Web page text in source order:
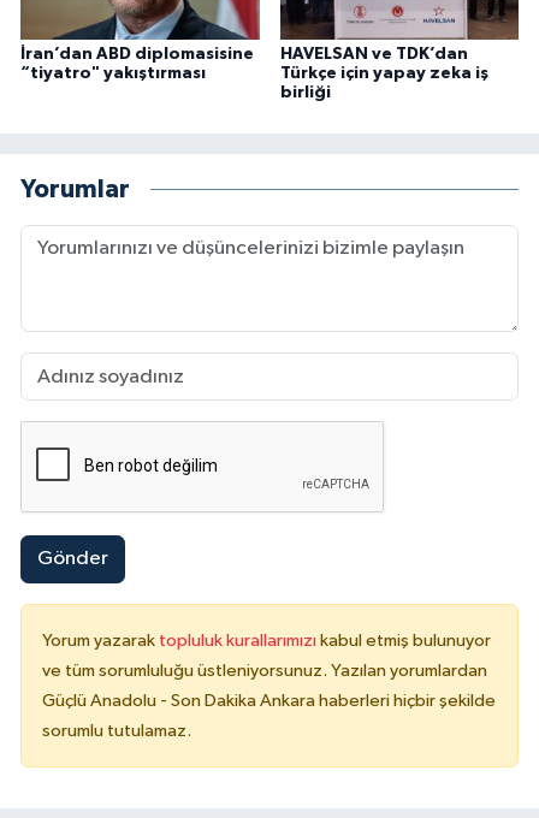
İran’dan ABD diplomasisine
“tiyatro" yakıştırması
HAVELSAN ve TDK’dan
Türkçe için yapay zeka iş
birliği
Yorumlar
Gönder
Yorum yazarak topluluk kurallarımızı kabul etmiş bulunuyor
ve tüm sorumluluğu üstleniyorsunuz. Yazılan yorumlardan
Güçlü Anadolu - Son Dakika Ankara haberleri hiçbir şekilde
sorumlu tutulamaz.